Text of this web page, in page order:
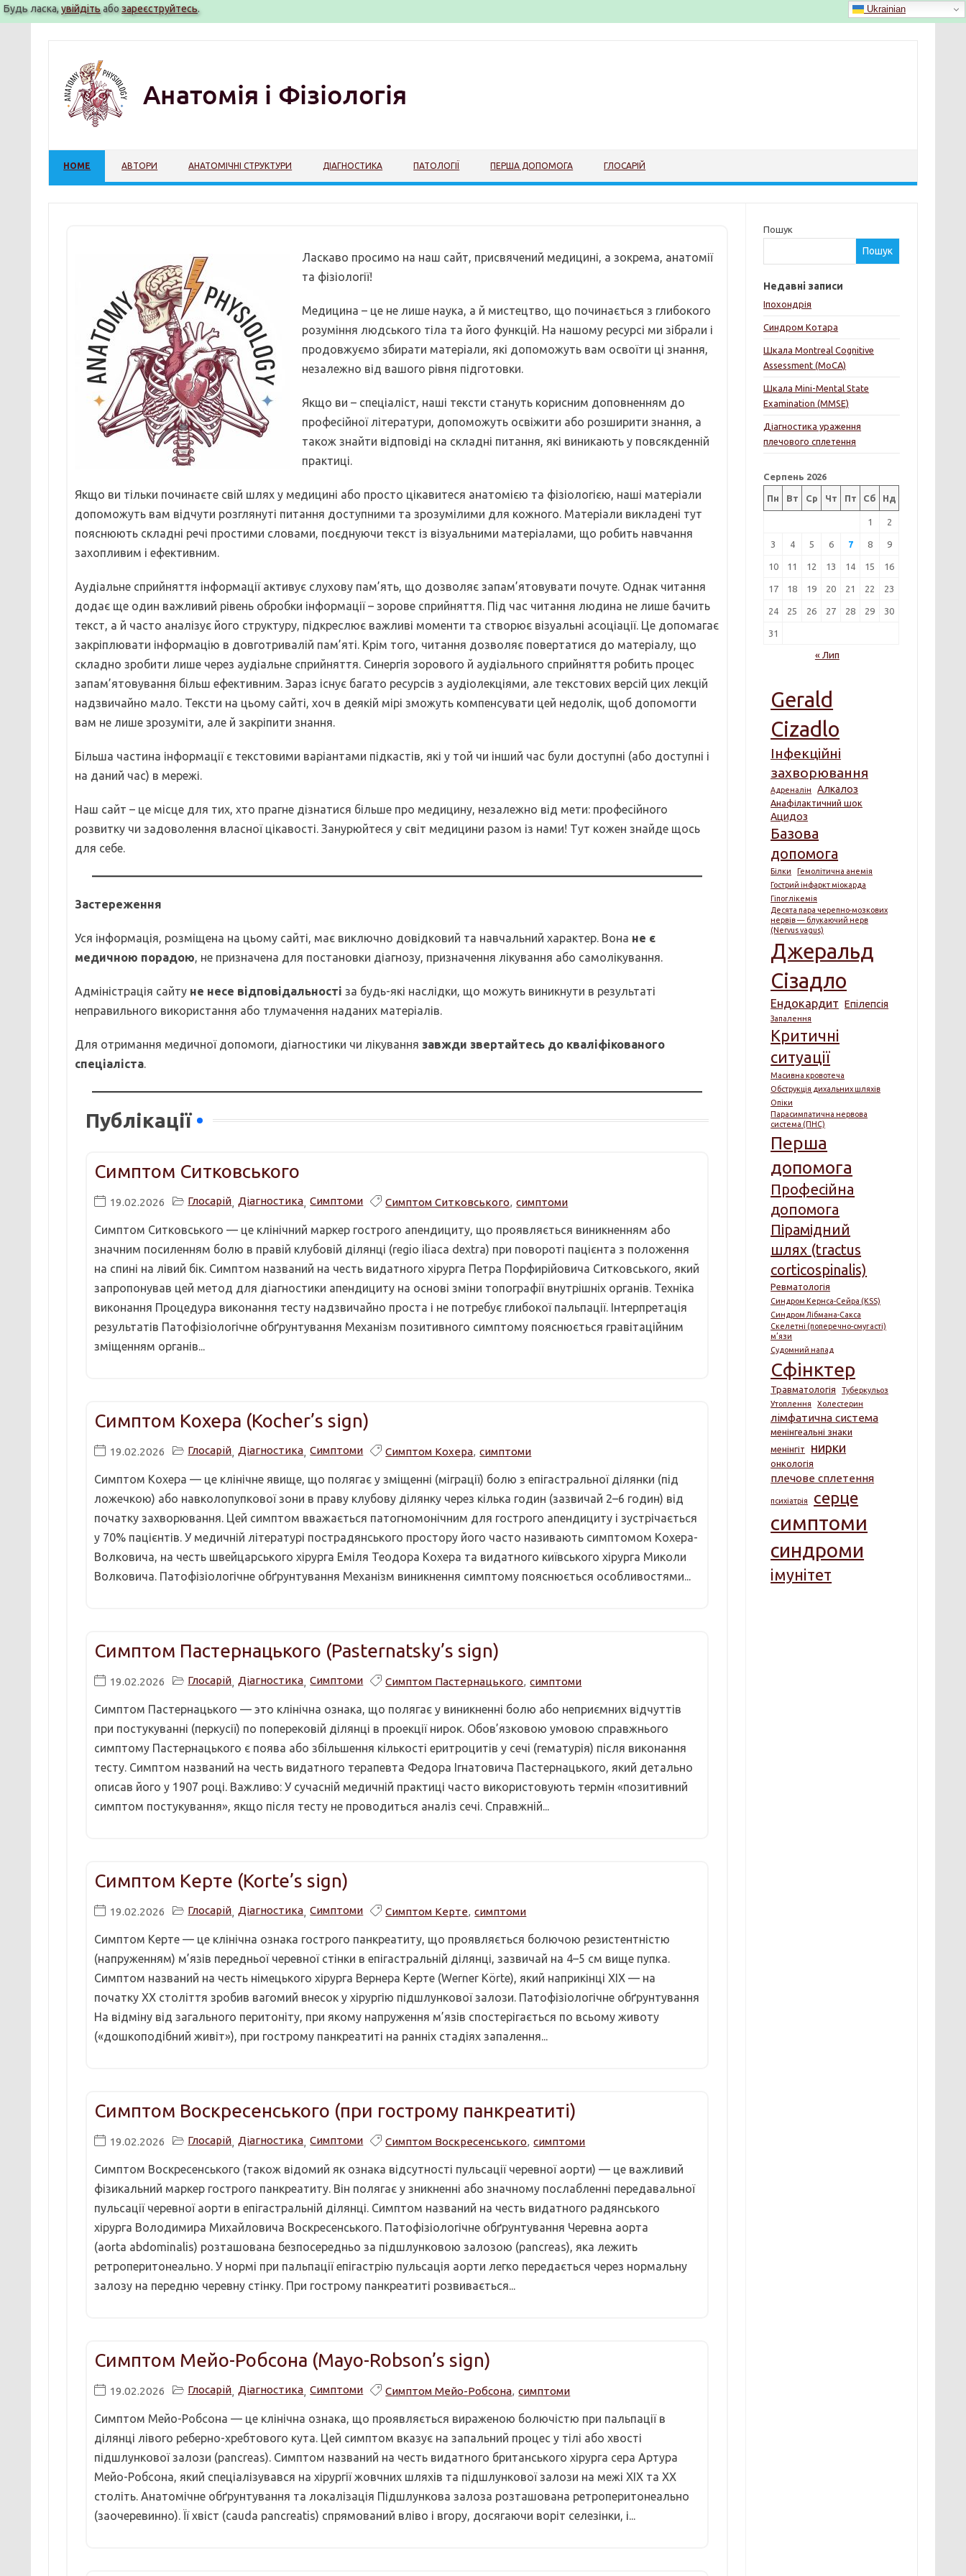
Будь ласка,увійдітьабозареєструйтесь.
HOME АВТОРИ АНАТОМІЧНІ СТРУКТУРИ ДІАГНОСТИКА ПАТОЛОГІЇ ПЕРША ДОПОМОГА ГЛОСАРІЙ
Ласкаво просимо на наш сайт, присвячений медицині, а зокрема, анатомії
та фізіології!
Медицина – це не лише наука, а й мистецтво, що починається з глибокого
розуміння людського тіла та його функцій. На нашому ресурсі ми зібрали і
продовжуємо збирати матеріали, які допоможуть вам освоїти ці знання,
незалежно від вашого рівня підготовки.
Якщо ви – спеціаліст, наші тексти стануть корисним доповненням до
професійної літератури, допоможуть освіжити або розширити знання, а
також знайти відповіді на складні питання, які виникають у повсякденній
практиці.
Якщо ви тільки починаєте свій шлях у медицині або просто цікавитеся анатомією та фізіологією, наші матеріали
допоможуть вам відчути розглянуті питання доступними та зрозумілими для кожного. Матеріали викладені тут
пояснюють складні речі простими словами, поєднуючи текст із візуальними матеріалами, що робить навчання
захопливим і ефективним.
Аудіальне сприйняття інформації активує слухову пам’ять, що дозволяє запам’ятовувати почуте. Однак читання
додає ще один важливий рівень обробки інформації – зорове сприйняття. Під час читання людина не лише бачить
текст, а й часто аналізує його структуру, підкреслює важливі моменти та створює візуальні асоціації. Це допомагає
закріплювати інформацію в довготривалій пам’яті. Крім того, читання дозволяє повертатися до матеріалу, що
складно зробити лише через аудіальне сприйняття. Синергія зорового й аудіального сприйняття робить процес
запам’ятовування більш ефективним. Зараз існує багато ресурсів з аудіолекціями, але текстових версій цих лекцій
надзвичайно мало. Тексти на цьому сайті, хоч в деякій мірі зможуть компенсувати цей недолік, щоб допомогти
вам не лише зрозуміти, але й закріпити знання.
Більша частина інформації є текстовими варіантами підкастів, які у той чи інший час були доступні (або доступні і
на даний час) в мережі.
Наш сайт – це місце для тих, хто прагне дізнатися більше про медицину, незалежно від мети: професійного
розвитку чи задоволення власної цікавості. Занурюйтеся у світ медицини разом із нами! Тут кожен знайде щось
для себе.
Застереження
Уся інформація, розміщена на цьому сайті, має виключно довідковий та навчальний характер. Вона не є
медичною порадою, не призначена для постановки діагнозу, призначення лікування або самолікування.
Адміністрація сайту не несе відповідальності за будь-які наслідки, що можуть виникнути в результаті
неправильного використання або тлумачення наданих матеріалів.
Для отримання медичної допомоги, діагностики чи лікування завжди звертайтесь до кваліфікованого
спеціаліста.
Публікації
Симптом Ситковського
19.02.2026 Глосарій, Діагностика, Симптоми Симптом Ситковського, симптоми
Симптом Ситковського — це клінічний маркер гострого апендициту, що проявляється виникненням або
значним посиленням болю в правій клубовій ділянці (regio iliaca dextra) при повороті пацієнта з положення
на спині на лівий бік. Симптом названий на честь видатного хірурга Петра Порфирійовича Ситковського, який
запропонував цей метод для діагностики апендициту на основі зміни топографії внутрішніх органів. Техніка
виконання Процедура виконання тесту надзвичайно проста і не потребує глибокої пальпації. Інтерпретація
результатів Патофізіологічне обґрунтування Механізм позитивного симптому пояснюється гравітаційним
зміщенням органів...
Симптом Кохера (Kocher’s sign)
19.02.2026 Глосарій, Діагностика, Симптоми Симптом Кохера, симптоми
Симптом Кохера — це клінічне явище, що полягає у зміщенні (міграції) болю з епігастральної ділянки (під
ложечкою) або навколопупкової зони в праву клубову ділянку через кілька годин (зазвичай 2–6 годин) від
початку захворювання. Цей симптом вважається патогномонічним для гострого апендициту і зустрічається
у 70% пацієнтів. У медичній літературі пострадянського простору його часто називають симптомом Кохера-
Волковича, на честь швейцарського хірурга Еміля Теодора Кохера та видатного київського хірурга Миколи
Волковича. Патофізіологічне обґрунтування Механізм виникнення симптому пояснюється особливостями...
Симптом Пастернацького (Pasternatsky’s sign)
19.02.2026 Глосарій, Діагностика, Симптоми Симптом Пастернацького, симптоми
Симптом Пастернацького — это клінічна ознака, що полягає у виникненні болю або неприємних відчуттів
при постукуванні (перкусії) по поперековій ділянці в проекції нирок. Обов’язковою умовою справжнього
симптому Пастернацького є поява або збільшення кількості еритроцитів у сечі (гематурія) після виконання
тесту. Симптом названий на честь видатного терапевта Федора Ігнатовича Пастернацького, який детально
описав його у 1907 році. Важливо: У сучасній медичній практиці часто використовують термін «позитивний
симптом постукування», якщо після тесту не проводиться аналіз сечі. Справжній...
Симптом Керте (Korte’s sign)
19.02.2026 Глосарій, Діагностика, Симптоми Симптом Керте, симптоми
Симптом Керте — це клінічна ознака гострого панкреатиту, що проявляється болючою резистентністю
(напруженням) м’язів передньої черевної стінки в епігастральній ділянці, зазвичай на 4–5 см вище пупка.
Симптом названий на честь німецького хірурга Вернера Керте (Werner Körte), який наприкінці XIX — на
початку XX століття зробив вагомий внесок у хірургію підшлункової залози. Патофізіологічне обґрунтування
На відміну від загального перитоніту, при якому напруження м’язів спостерігається по всьому животу
(«дошкоподібний живіт»), при гострому панкреатиті на ранніх стадіях запалення...
Симптом Воскресенського (при гострому панкреатиті)
19.02.2026 Глосарій, Діагностика, Симптоми Симптом Воскресенського, симптоми
Симптом Воскресенського (також відомий як ознака відсутності пульсації черевної аорти) — це важливий
фізикальний маркер гострого панкреатиту. Він полягає у зникненні або значному послабленні передавальної
пульсації черевної аорти в епігастральній ділянці. Симптом названий на честь видатного радянського
хірурга Володимира Михайловича Воскресенського. Патофізіологічне обґрунтування Черевна аорта
(aorta abdominalis) розташована безпосередньо за підшлунковою залозою (pancreas), яка лежить
ретроперитонеально. У нормі при пальпації епігастрію пульсація аорти легко передається через нормальну
залозу на передню черевну стінку. При гострому панкреатиті розвивається...
Симптом Мейо-Робсона (Mayo-Robson’s sign)
19.02.2026 Глосарій, Діагностика, Симптоми Симптом Мейо-Робсона, симптоми
Симптом Мейо-Робсона — це клінічна ознака, що проявляється вираженою болючістю при пальпації в
ділянці лівого реберно-хребтового кута. Цей симптом вказує на запальний процес у тілі або хвості
підшлункової залози (pancreas). Симптом названий на честь видатного британського хірурга сера Артура
Мейо-Робсона, який спеціалізувався на хірургії жовчних шляхів та підшлункової залози на межі XIX та XX
століть. Анатомічне обґрунтування та локалізація Підшлункова залоза розташована ретроперитонеально
(заочеревинно). Її хвіст (cauda pancreatis) спрямований вліво і вгору, досягаючи воріт селезінки, і...
Пошук
Пошук
Недавні записи
Іпохондрія
Синдром Котара
Шкала Montreal Cognitive
Assessment (MoCA)
Шкала Mini-Mental State
Examination (MMSE)
Діагностика ураження
плечового сплетення
Серпень 2026
Пн Вт Ср Чт Пт Сб Нд
1 2
3 4 5 6 7 8 9
10 11 12 13 14 15 16
17 18 19 20 21 22 23
24 25 26 27 28 29 30
31
« Лип
Gerald
Cizadlo
Інфекційні
захворювання
Адреналін Алкалоз
Анафілактичний шок
Ацидоз
Базова
допомога
Білки
Гемолітична анемія
Гострий інфаркт міокарда
Гіпоглікемія
Десята пара черепно-мозкових
нервів — блукаючий нерв
(Nervus vagus)
Джеральд
Сізадло
Ендокардит Епілепсія
Запалення
Критичні
ситуації
Масивна кровотеча
Обструкція дихальних шляхів
Опіки
Парасимпатична нервова
система (ПНС)
Перша
допомога
Професійна
допомога
Пірамідний
шлях (tractus
corticospinalis)
Ревматологія
Синдром Кернса-Сейра (KSS)
Синдром Лібмана-Сакса
Скелетні (поперечно-смугасті)
м’язи
Судомний напад
Сфінктер
Травматологія
Туберкульоз
Утоплення
Холестерин
лімфатична система
менінгеальні знаки
менінгіт
нирки
онкологія
плечове сплетення
психіатрія серце
симптоми
синдроми
імунітет
Ukrainian